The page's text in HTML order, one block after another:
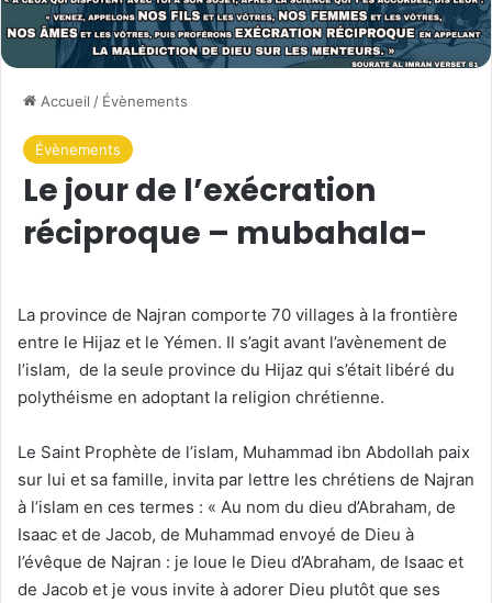
Accueil / Évènements
Évènements
Le jour de l’exécration
réciproque – mubahala-
La province de Najran comporte 70 villages à la frontière
entre le Hijaz et le Yémen. Il s’agit avant l’avènement de
l’islam, de la seule province du Hijaz qui s’était libéré du
polythéisme en adoptant la religion chrétienne.
Le Saint Prophète de l’islam, Muhammad ibn Abdollah paix
sur lui et sa famille, invita par lettre les chrétiens de Najran
à l’islam en ces termes : « Au nom du dieu d’Abraham, de
Isaac et de Jacob, de Muhammad envoyé de Dieu à
l’évêque de Najran : je loue le Dieu d’Abraham, de Isaac et
de Jacob et je vous invite à adorer Dieu plutôt que ses